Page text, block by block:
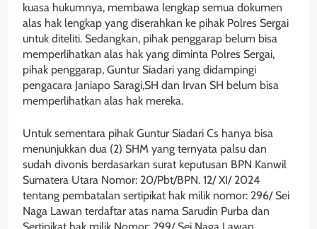
kuasa hukumnya, membawa lengkap semua dokumen
alas hak lengkap yang diserahkan ke pihak Polres Sergai
untuk diteliti. Sedangkan, pihak penggarap belum bisa
memperlihatkan alas hak yang diminta Polres Sergai,
pihak penggarap, Guntur Siadari yang didampingi
pengacara Janiapo Saragi,SH dan Irvan SH belum bisa
memperlihatkan alas hak mereka.
Untuk sementara pihak Guntur Siadari Cs hanya bisa
menunjukkan dua (2) SHM yang ternyata palsu dan
sudah divonis berdasarkan surat keputusan BPN Kanwil
Sumatera Utara Nomor: 20/Pbt/BPN. 12/ XI/ 2024
tentang pembatalan sertipikat hak milik nomor: 296/ Sei
Naga Lawan terdaftar atas nama Sarudin Purba dan